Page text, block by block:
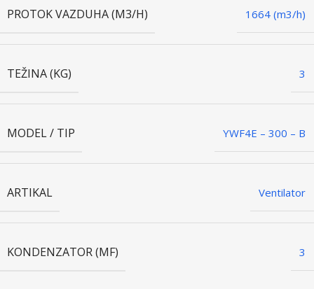
PROTOK VAZDUHA (M3/H) 1664 (m3/h)
TEŽINA (KG) 3
MODEL / TIP YWF4E – 300 – B
ARTIKAL Ventilator
KONDENZATOR (ΜF) 3